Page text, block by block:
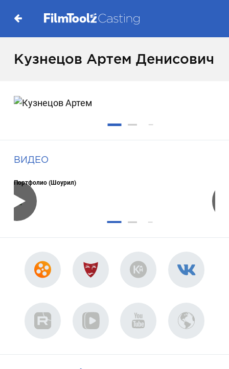
Кузнецов Артем Денисович
ВИДЕО
Портфолио (Шоурил)